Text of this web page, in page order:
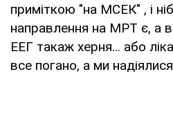
приміткою "на МСЕК" , і
направлення на МРТ є, а
ЕЕГ такаж херня… або
все погано, а ми